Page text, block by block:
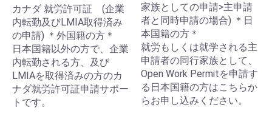
カナダ 就労許可証 (企業
内転勤及びLMIA取得済み
の申請) ＊外国籍の方＊
日本国籍以外の方で、企業
内転勤される方、及び
LMIAを取得済みの方のカ
ナダ就労許可証申請サポー
トです。
家族としての申請>主申請
者と同時申請の場合) ＊日
本国籍の方＊
就労もしくは就学される主
申請者の同行家族として、
Open Work Permitを申請す
る日本国籍の方はこちらか
らお申し込みください。